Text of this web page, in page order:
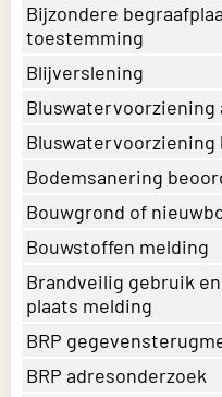
Bijzondere
toestemming
Blijverslening
Bluswatervoorziening
Bodemsanering
Bouwgrond of
Bouwstoffen melding
Brandveilig gebruik
plaats melding
BRP
BRP adresonderzoek